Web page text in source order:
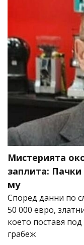
Мистерията
заплита:
му
Според данни по
50 000 евро,
което поставя
грабеж